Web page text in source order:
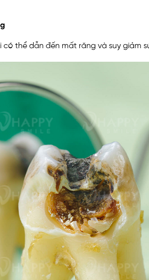
có thể dẫn đến mất răng và suy giảm